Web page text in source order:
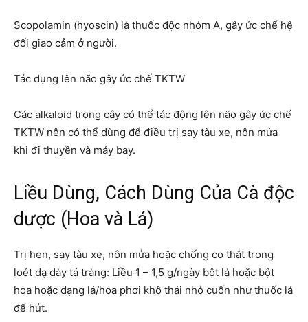
Scopolamin (hyoscin) là thuốc độc nhóm A, gây ức chế hệ
đối giao cảm ở người.
Tác dụng lên não gây ức chế TKTW
Các alkaloid trong cây có thể tác động lên não gây ức chế
TKTW nên có thể dùng để điều trị say tàu xe, nôn mửa
khi đi thuyền và máy bay.
Liều Dùng, Cách Dùng Của Cà độc
dược (Hoa và Lá)
Trị hen, say tàu xe, nôn mửa hoặc chống co thắt trong
loét dạ dày tá tràng: Liều 1 – 1,5 g/ngày bột lá hoặc bột
hoa hoặc dạng lá/hoa phơi khô thái nhỏ cuốn như thuốc lá
để hút.